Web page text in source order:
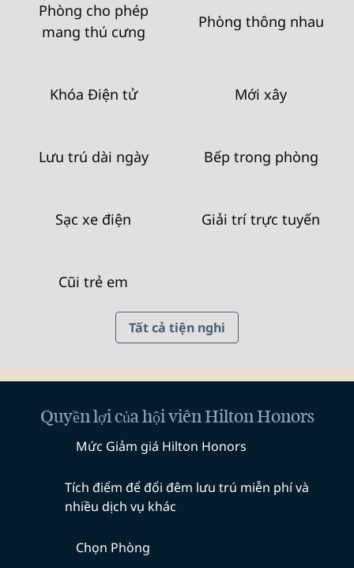
Phòng cho phép
mang thú cưng
Phòng thông nhau
Khóa Điện tử Mới xây
Lưu trú dài ngày Bếp trong phòng
Sạc xe điện Giải trí trực tuyến
Cũi trẻ em
Tất cả tiện nghi
Quyền lợi của hội viên Hilton Honors
Mức Giảm giá Hilton Honors
Tích điểm để đổi đêm lưu trú miễn phí và
nhiều dịch vụ khác
Chọn Phòng